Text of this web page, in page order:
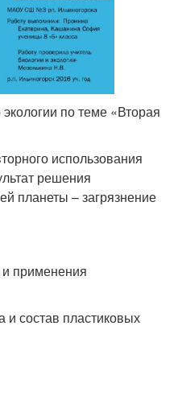
по теме «Вторая
использования
решения
планеты – загрязнение
и применения
и состав пластиковых